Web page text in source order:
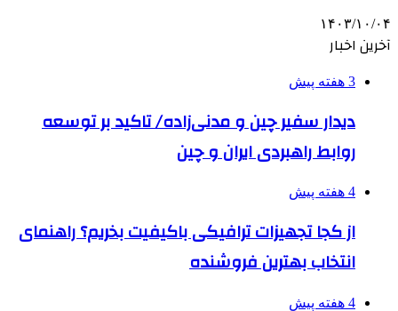
۱۴۰۳/۱۰/۰۴
آخرین اخبار
3 هفته پیش
دیدار سفیر چین و مدنی‌زاده/ تاکید بر توسعه
روابط راهبردی ایران و چین
4 هفته پیش
از کجا تجهیزات ترافیکی باکیفیت بخریم؟ راهنمای
انتخاب بهترین فروشنده
4 هفته پیش